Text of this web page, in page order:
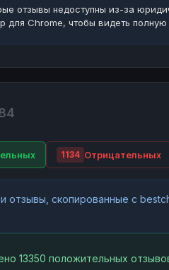
отзывы недоступны из-за
для Chrome, чтобы видеть полную
1134 Отрицательных
отзывы, скопированные с
13350 положительных